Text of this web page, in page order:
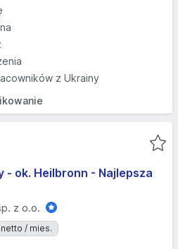
z Ukrainy
- ok. Heilbronn - Najlepsza
z o.o.
netto / mies.